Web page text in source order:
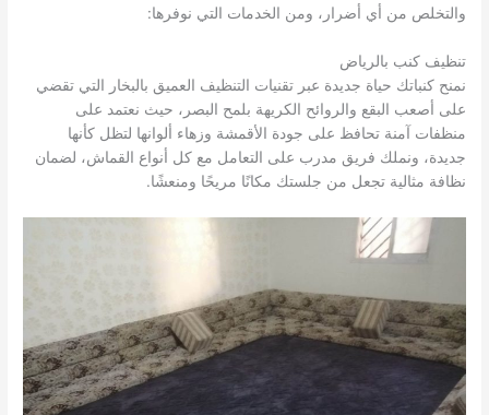
والتخلص من أي أضرار، ومن الخدمات التي نوفرها:
تنظيف كنب بالرياض
نمنح كنباتك حياة جديدة عبر تقنيات التنظيف العميق بالبخار التي تقضي
على أصعب البقع والروائح الكريهة بلمح البصر، حيث نعتمد على
منظفات آمنة تحافظ على جودة الأقمشة وزهاء ألوانها لتظل كأنها
جديدة، ونملك فريق مدرب على التعامل مع كل أنواع القماش، لضمان
نظافة مثالية تجعل من جلستك مكانًا مريحًا ومنعشًا.